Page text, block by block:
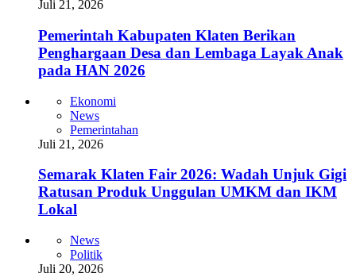
Juli 21, 2026
Pemerintah Kabupaten Klaten Berikan
Penghargaan Desa dan Lembaga Layak Anak
pada HAN 2026
Ekonomi
News
Pemerintahan
Juli 21, 2026
Semarak Klaten Fair 2026: Wadah Unjuk Gigi
Ratusan Produk Unggulan UMKM dan IKM
Lokal
News
Politik
Juli 20, 2026